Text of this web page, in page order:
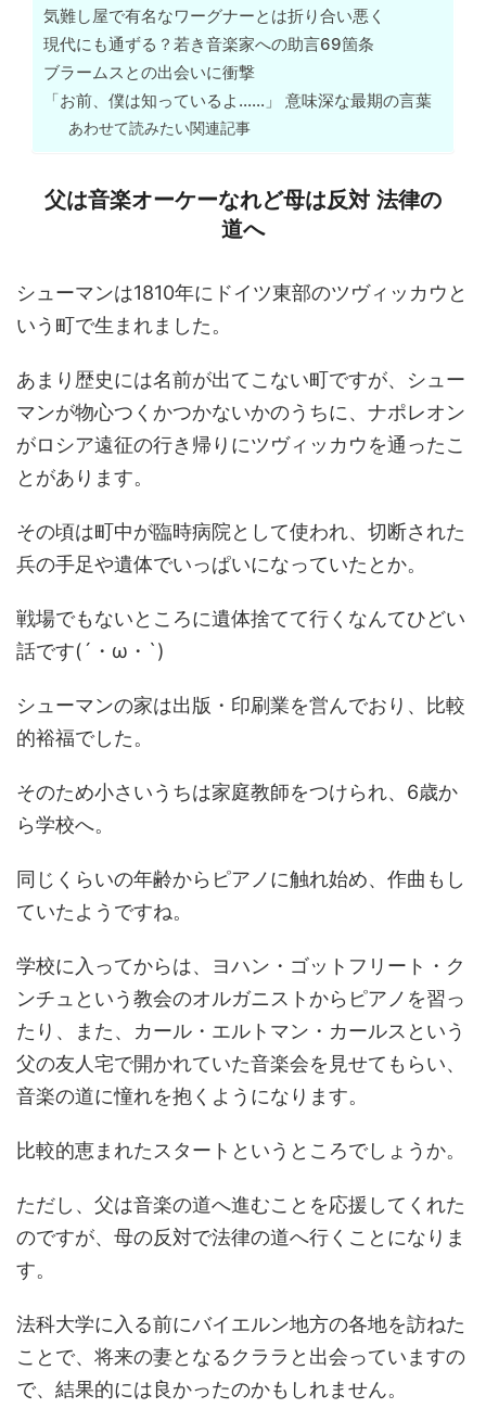
気難し屋で有名なワーグナーとは折り合い悪く
現代にも通ずる？若き音楽家への助言69箇条
ブラームスとの出会いに衝撃
「お前、僕は知っているよ……」 意味深な最期の言葉
あわせて読みたい関連記事
父は音楽オーケーなれど母は反対 法律の
道へ
シューマンは1810年にドイツ東部のツヴィッカウと
いう町で生まれました。
あまり歴史には名前が出てこない町ですが、シュー
マンが物心つくかつかないかのうちに、ナポレオン
がロシア遠征の行き帰りにツヴィッカウを通ったこ
とがあります。
その頃は町中が臨時病院として使われ、切断された
兵の手足や遺体でいっぱいになっていたとか。
戦場でもないところに遺体捨てて行くなんてひどい
話です(´・ω・`)
シューマンの家は出版・印刷業を営んでおり、比較
的裕福でした。
そのため小さいうちは家庭教師をつけられ、6歳か
ら学校へ。
同じくらいの年齢からピアノに触れ始め、作曲もし
ていたようですね。
学校に入ってからは、ヨハン・ゴットフリート・ク
ンチュという教会のオルガニストからピアノを習っ
たり、また、カール・エルトマン・カールスという
父の友人宅で開かれていた音楽会を見せてもらい、
音楽の道に憧れを抱くようになります。
比較的恵まれたスタートというところでしょうか。
ただし、父は音楽の道へ進むことを応援してくれた
のですが、母の反対で法律の道へ行くことになりま
す。
法科大学に入る前にバイエルン地方の各地を訪ねた
ことで、将来の妻となるクララと出会っていますの
で、結果的には良かったのかもしれません。